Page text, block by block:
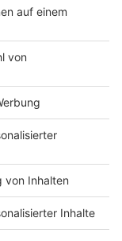
Praxis
Wäschen
Farben,
Hosen bis
Jacken –
für
die
für
Top-
standhält.
über
jedes Teil
täglich
% Rabatt
euch an und
22:30 / 35min